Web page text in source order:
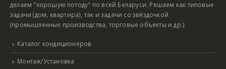
делаем "хорошую погоду" по всей Беларуси. Решаем как типовые
задачи (дом, квартира), так и задачи со звёздочкой
(промышленные производства, торговые объекты и др.)
Каталог кондиционеров
Монтаж/Установка